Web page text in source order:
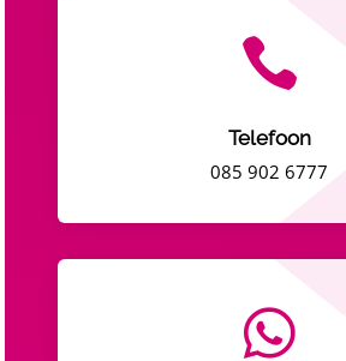

Telefoon
085 902 6777
